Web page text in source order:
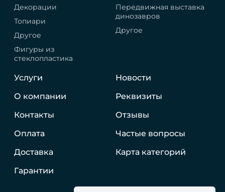
Декорации
Топиари
Другое
Фигуры из
стеклопластика
Передвижная выставка
динозавров
Другое
Услуги
О компании
Контакты
Оплата
Доставка
Гарантии
Новости
Реквизиты
Отзывы
Частые вопросы
Карта категорий